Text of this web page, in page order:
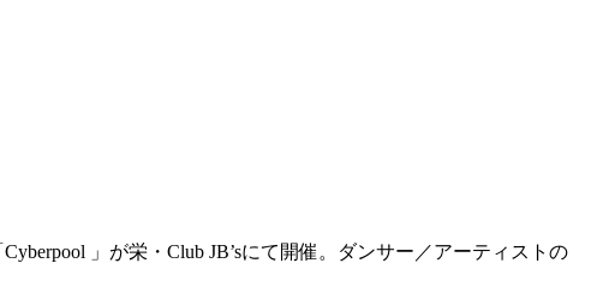
」が栄・Club JB’sにて開催。ダンサー／アーティストの